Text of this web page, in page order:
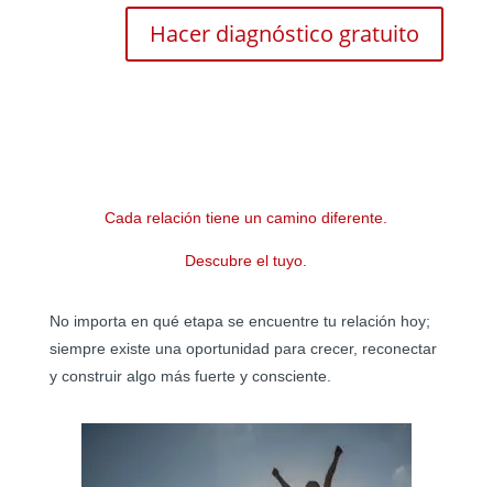
Hacer diagnóstico gratuito
Cada relación tiene un camino diferente.
Descubre el tuyo.
No importa en qué etapa se encuentre tu relación hoy;
siempre existe una oportunidad para crecer, reconectar
y construir algo más fuerte y consciente.